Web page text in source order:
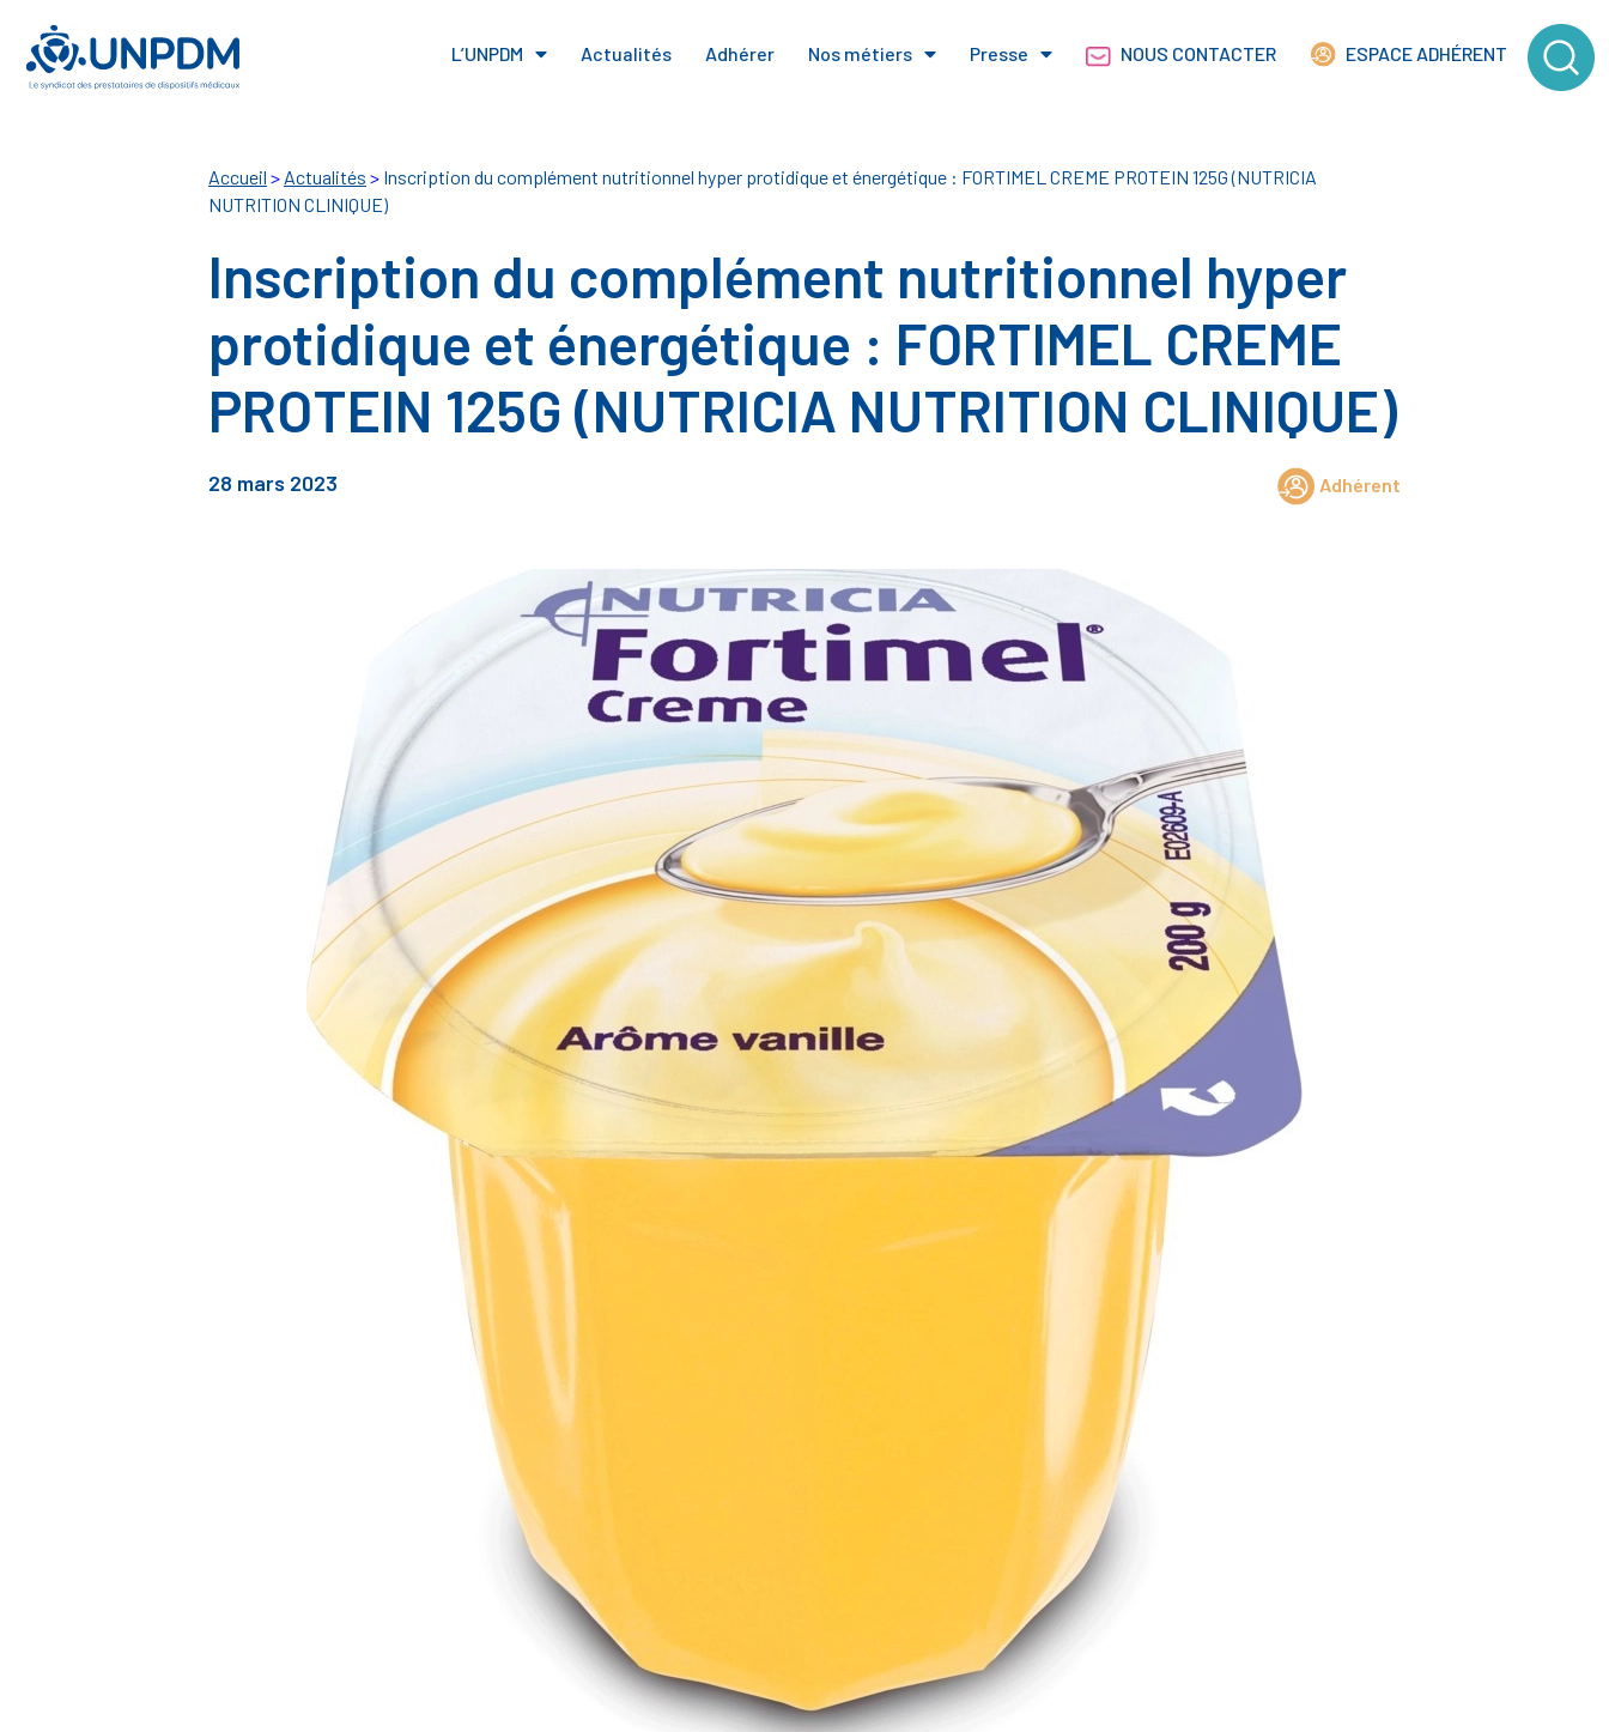
L’UNPDM Actualités Adhérer Nos métiers Presse NOUS CONTACTER ESPACE ADHÉRENT
Accueil > Actualités > Inscription du complément nutritionnel hyper protidique et énergétique : FORTIMEL CREME PROTEIN 125G (NUTRICIA
NUTRITION CLINIQUE)
Inscription du complément nutritionnel hyper
protidique et énergétique : FORTIMEL CREME
PROTEIN 125G (NUTRICIA NUTRITION CLINIQUE)
28 mars 2023 Adhérent